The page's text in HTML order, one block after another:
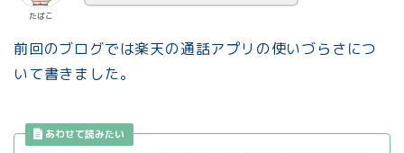
たぱこ
前回のブログでは楽天の通話アプリの使いづらさにつ
いて書きました。